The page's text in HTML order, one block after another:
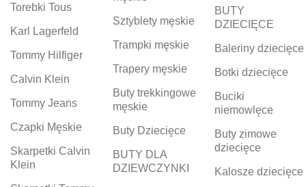
Torebki Tous
Karl Lagerfeld
Tommy Hilfiger
Calvin Klein
Tommy Jeans
Czapki Męskie
Skarpetki Calvin
Klein
Sztyblety męskie
Trampki męskie
Trapery męskie
Buty trekkingowe
męskie
Buty Dziecięce
BUTY DLA
DZIEWCZYNKI
BUTY
DZIECIĘCE
Baleriny dziecięce
Botki dziecięce
Buciki
niemowlęce
Buty zimowe
dziecięce
Kalosze dziecięce